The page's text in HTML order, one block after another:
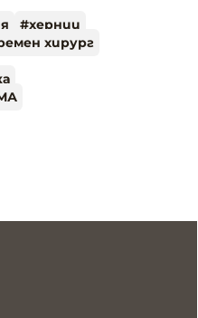
#хернии
хирург